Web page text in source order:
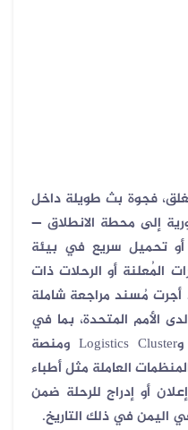
فجوة بث طويلة داخل
إلى محطة الانطلاق —
أو تحميل سريع في بيئة
المُعلنة أو الرحلات ذات
أجرت مُسند مراجعة شاملة
الأمم المتحدة، بما في
وLogistics Cluster ومنصة
العاملة مثل أطباء
أو إدراج للرحلة ضمن
في اليمن في ذلك التاريخ.